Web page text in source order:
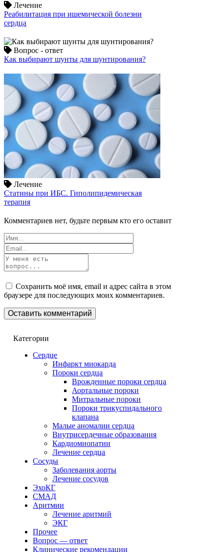
Лечение
Реабилитация при ишемической болезни
сердца
Вопрос - ответ
Как выбирают шунты для шунтирования?
Лечение
Статины при ИБС. Гиполипидемическая
терапия
Комментариев нет, будьте первым кто его оставит
Сохранить моё имя, email и адрес сайта в этом
браузере для последующих моих комментариев.
Категории
Сердце
Инфаркт миокарда
Пороки сердца
Врожденные пороки сердца
Аортальные пороки
Митральные пороки
Пороки трикуспидального
клапана
Малые аномалии сердца
Внутрисердечные образования
Кардиомиопатии
Лечение сердца
Сосуды
Заболевания аорты
Лечение сосудов
ЭхоКГ
СМАД
Аритмии
Лечение аритмий
ЭКГ
Прочее
Вопрос — ответ
Клинические рекомендации